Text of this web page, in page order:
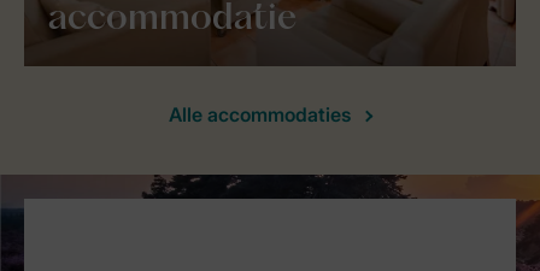
accommodatie
Alle accommodaties
Service Rating from our guests